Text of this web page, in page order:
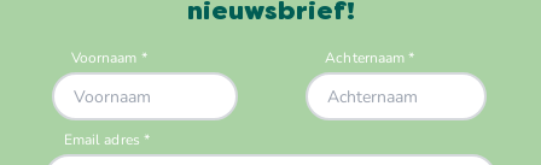
nieuwsbrief!